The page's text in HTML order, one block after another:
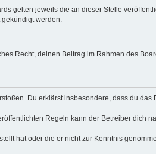
gelten jeweils die an dieser Stelle
werden.
Recht, deinen Beitrag im Rahmen des
Du erklärst insbesondere, dass du das
Regeln kann der Betreiber dich
hat oder die er nicht zur Kenntnis